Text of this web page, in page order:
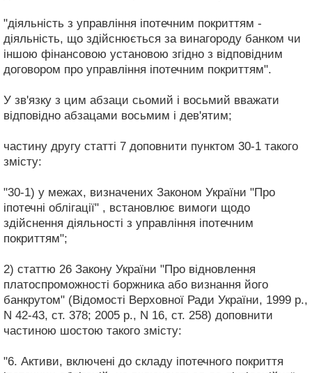
"діяльність з управління іпотечним покриттям -
діяльність, що здійснюється за винагороду банком чи
іншою фінансовою установою згідно з відповідним
договором про управління іпотечним покриттям".
У зв'язку з цим абзаци сьомий і восьмий вважати
відповідно абзацами восьмим і дев'ятим;
частину другу статті 7 доповнити пунктом 30-1 такого
змісту:
"30-1) у межах, визначених Законом України "Про
іпотечні облігації" , встановлює вимоги щодо
здійснення діяльності з управління іпотечним
покриттям";
2) статтю 26 Закону України "Про відновлення
платоспроможності боржника або визнання його
банкрутом" (Відомості Верховної Ради України, 1999 р.,
N 42-43, ст. 378; 2005 р., N 16, ст. 258) доповнити
частиною шостою такого змісту:
"6. Активи, включені до складу іпотечного покриття